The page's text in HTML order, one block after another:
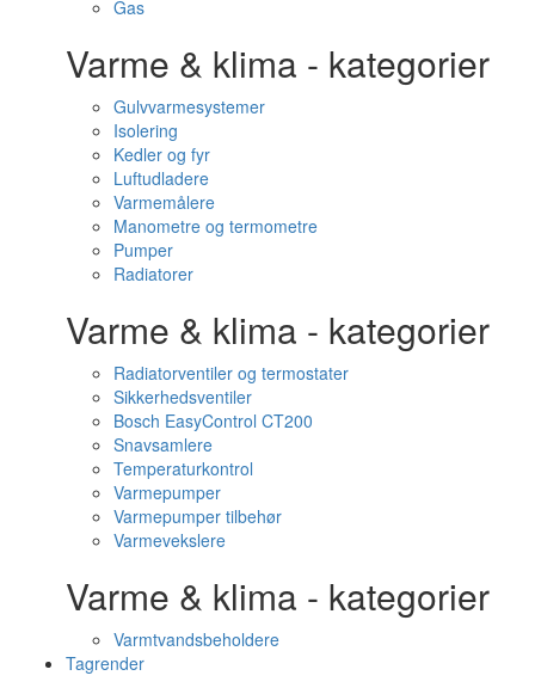
Gas
Varme & klima - kategorier
Gulvvarmesystemer
Isolering
Kedler og fyr
Luftudladere
Varmemålere
Manometre og termometre
Pumper
Radiatorer
Varme & klima - kategorier
Radiatorventiler og termostater
Sikkerhedsventiler
Bosch EasyControl CT200
Snavsamlere
Temperaturkontrol
Varmepumper
Varmepumper tilbehør
Varmevekslere
Varme & klima - kategorier
Varmtvandsbeholdere
Tagrender